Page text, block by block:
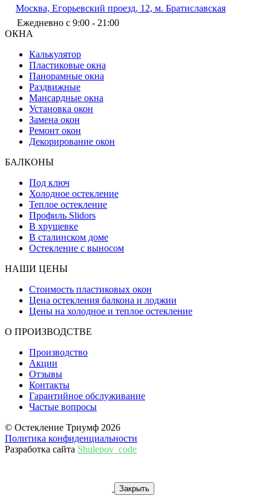
Москва, Егорьевский проезд, 12, м. Братиславская
Ежедневно с 9:00 - 21:00
ОКНА
Калькулятор
Пластиковые окна
Панорамные окна
Раздвижные
Мансардные окна
Установка окон
Замена окон
Ремонт окон
Декорирование окон
БАЛКОНЫ
Под ключ
Холодное остекление
Теплое остекление
Профиль Slidors
В хрущевке
В сталинском доме
Остекление с выносом
НАШИ ЦЕНЫ
Стоимость пластиковых окон
Цена остекления балкона и лоджии
Цены на холодное и теплое остекление
О ПРОИЗВОДСТВЕ
Производство
Акции
Отзывы
Контакты
Гарантийное обслуживание
Частые вопросы
© Остекление Триумф 2026
Политика конфиденциальности
Разработка сайта Shulepov_code
Закрыть